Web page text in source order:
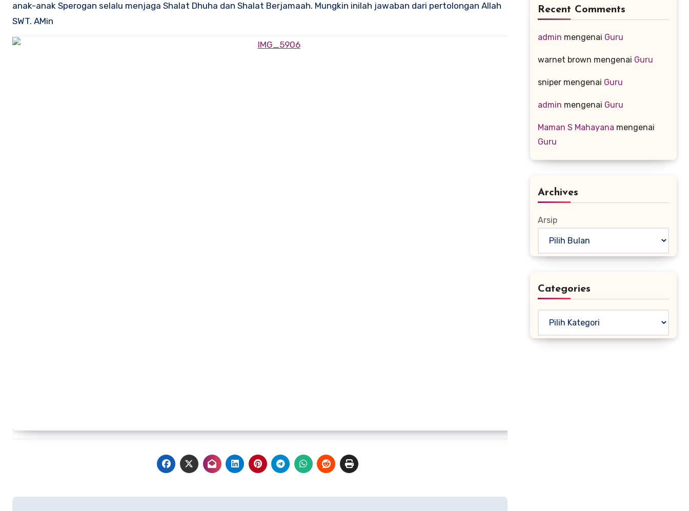
anak-anak Sperogan selalu menjaga Shalat Dhuha dan Shalat Berjamaah. Mungkin inilah jawaban dari pertolongan Allah
SWT. AMin
Recent Comments
admin mengenai Guru
warnet brown mengenai Guru
sniper mengenai Guru
admin mengenai Guru
Maman S Mahayana mengenai
Guru
Archives
Arsip
Categories